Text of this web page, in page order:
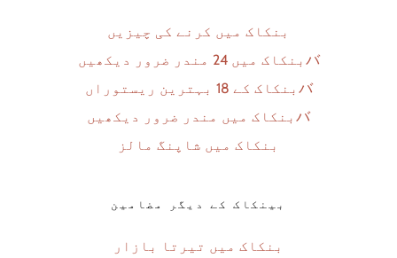
بنکاک میں کرنے کی چیزیں
بنکاک میں 24 مندر ضرور دیکھیں バ
بنکاک کے 18 بہترین ریستوراں バ
بنکاک میں مندر ضرور دیکھیں バ
بنکاک میں شاپنگ مالز
بینکاک کے دیگر مضامین
بنکاک میں تیرتا بازار